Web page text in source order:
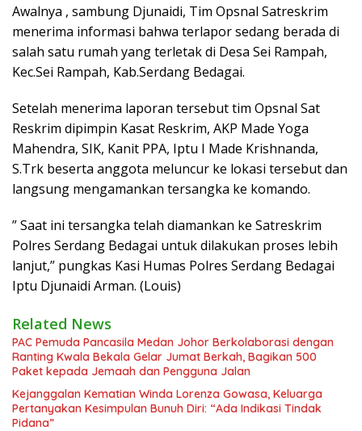
Awalnya , sambung Djunaidi, Tim Opsnal Satreskrim
menerima informasi bahwa terlapor sedang berada di
salah satu rumah yang terletak di Desa Sei Rampah,
Kec.Sei Rampah, Kab.Serdang Bedagai.
Setelah menerima laporan tersebut tim Opsnal Sat
Reskrim dipimpin Kasat Reskrim, AKP Made Yoga
Mahendra, SIK, Kanit PPA, Iptu I Made Krishnanda,
S.Trk beserta anggota meluncur ke lokasi tersebut dan
langsung mengamankan tersangka ke komando.
” Saat ini tersangka telah diamankan ke Satreskrim
Polres Serdang Bedagai untuk dilakukan proses lebih
lanjut,” pungkas Kasi Humas Polres Serdang Bedagai
Iptu Djunaidi Arman. (Louis)
Related News
PAC Pemuda Pancasila Medan Johor Berkolaborasi dengan
Ranting Kwala Bekala Gelar Jumat Berkah, Bagikan 500
Paket kepada Jemaah dan Pengguna Jalan
Kejanggalan Kematian Winda Lorenza Gowasa, Keluarga
Pertanyakan Kesimpulan Bunuh Diri: “Ada Indikasi Tindak
Pidana”